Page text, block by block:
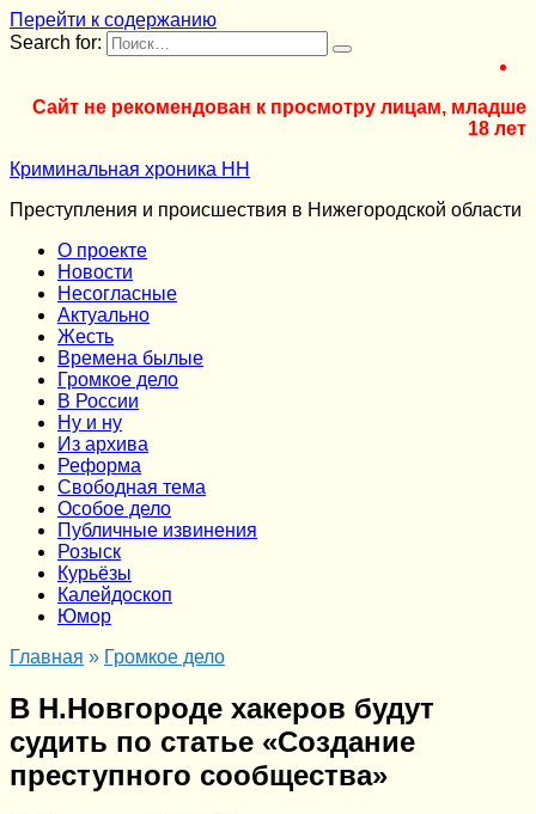
Перейти к содержанию
Search for:
Сайт не рекомендован к просмотру лицам, младше
18 лет
Криминальная хроника НН
Преступления и происшествия в Нижегородской области
О проекте
Новости
Несогласные
Актуально
Жесть
Времена былые
Громкое дело
В России
Ну и ну
Из архива
Реформа
Cвободная тема
Особое дело
Публичные извинения
Розыск
Курьёзы
Калейдоскоп
Юмор
Главная » Громкое дело
В Н.Новгороде хакеров будут
судить по статье «Создание
преступного сообщества»